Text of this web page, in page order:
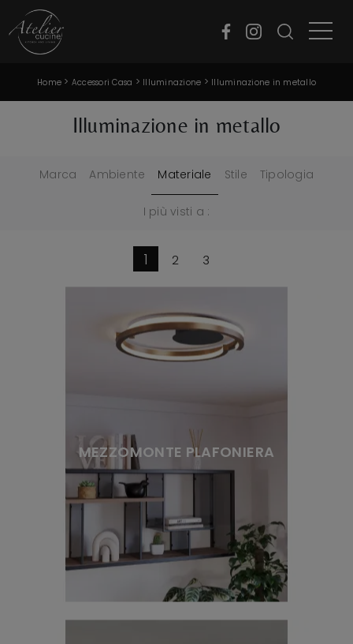
Home > Accessori Casa > Illuminazione > Illuminazione in metallo
Illuminazione in metallo
Marca Ambiente Materiale Stile Tipologia
I più visti a :
1 2 3
MEZZOMONTE PLAFONIERA